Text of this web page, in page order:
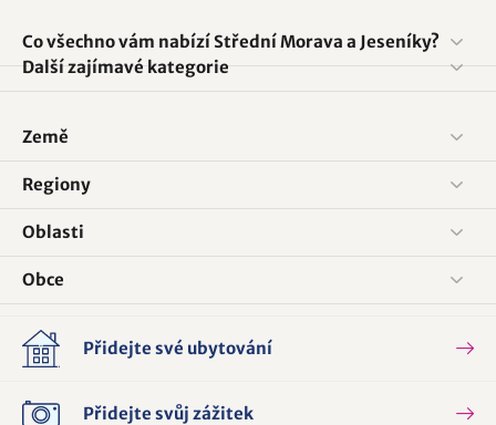
Co všechno vám nabízí Střední Morava a Jeseníky?
Další zajímavé kategorie
Země
Regiony
Oblasti
Obce
Přidejte své ubytování
Přidejte svůj zážitek